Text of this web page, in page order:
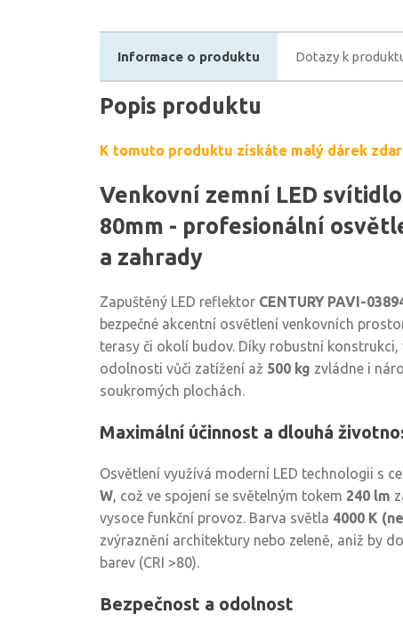
Informace o produktu Dotazy k
Popis produktu
K tomuto produktu získáte malý dárek
Venkovní zemní LED svítidlo
80mm - profesionální
a zahrady
Zapuštěný LED reflektor CENTURY PAVI-
bezpečné akcentní osvětlení venkovních
terasy či okolí budov. Díky robustní konstrukci,
odolnosti vůči zatížení až 500 kg zvládne i
soukromých plochách.
Maximální účinnost a dlouhá
Osvětlení využívá moderní LED technologii s
W, což ve spojení se světelným tokem 240 lm
vysoce funkční provoz. Barva světla 4000 K
zvýraznění architektury nebo zeleně, aniž by
barev (CRI >80).
Bezpečnost a odolnost